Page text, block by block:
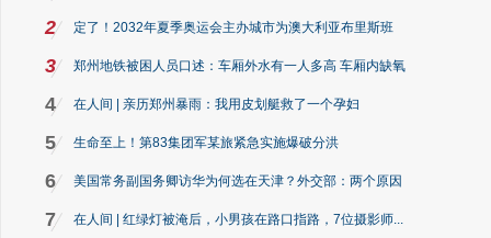
2 定了！2032年夏季奥运会主办城市为澳大利亚布里斯班
3 郑州地铁被困人员口述：车厢外水有一人多高 车厢内缺氧
4 在人间 | 亲历郑州暴雨：我用皮划艇救了一个孕妇
5 生命至上！第83集团军某旅紧急实施爆破分洪
6 美国常务副国务卿访华为何选在天津？外交部：两个原因
7 在人间 | 红绿灯被淹后，小男孩在路口指路，7位摄影师...